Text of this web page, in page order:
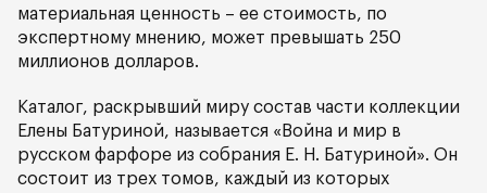
материальная ценность – ее стоимость, по
экспертному мнению, может превышать 250
миллионов долларов.
Каталог, раскрывший миру состав части коллекции
Елены Батуриной, называется «Война и мир в
русском фарфоре из собрания Е. Н. Батуриной». Он
состоит из трех томов, каждый из которых